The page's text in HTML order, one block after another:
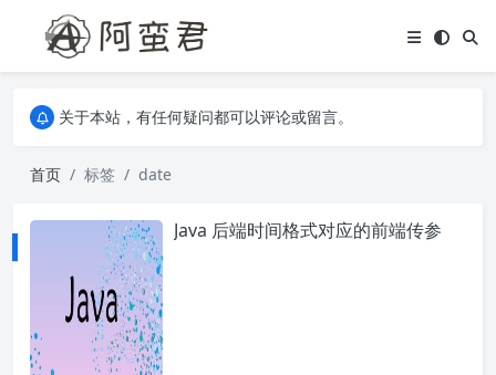
关于本站，有任何疑问都可以评论或留言。
关于本站，有任何疑问都可以评论或留言。
首页
标签 date
Java 后端时间格式对应的前端传参